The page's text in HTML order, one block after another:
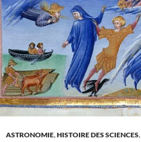
ASTRONOMIE,HISTOIRE DES SCIENCES,